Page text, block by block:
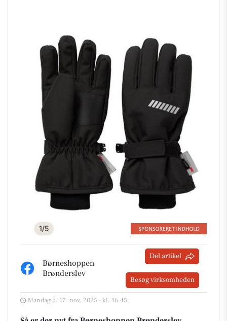
Børneshoppen
Brønderslev
Del artikel
Besøg virksomheden
Mandag d. 17. nov. 2025 - kl. 16:45